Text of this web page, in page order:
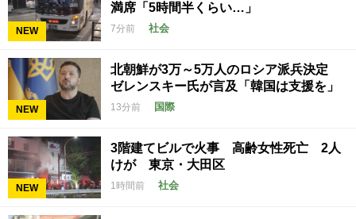
NEW
満席「5時間半くらい…」
7分前 社会
NEW
北朝鮮が3万～5万人のロシア派兵決定
ゼレンスキー氏が言及「韓国は支援を」
13分前 国際
NEW
3階建てビルで火事 高齢女性死亡 2人
けが 東京・大田区
1時間前 社会